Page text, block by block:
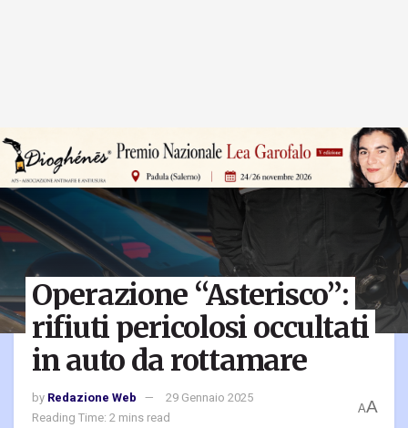
Operazione “Asterisco”:
rifiuti pericolosi occultati
in auto da rottamare
by Redazione Web
29 Gennaio 2025
Reading Time: 2 mins read
AA